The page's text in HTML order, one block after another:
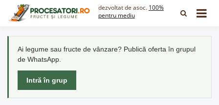
dezvoltat de asoc. 100%
pentru mediu
Ai legume sau fructe de vânzare? Publică oferta în grupul
de WhatsApp.
Intră în grup